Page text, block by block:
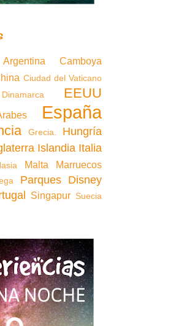
Argentina Camboya
Ciudad del Vaticano
Dinamarca EEUU
España
Grecia. Hungría
Islandia Italia
Malta
Marruecos
Parques Disney
Singapur Suecia